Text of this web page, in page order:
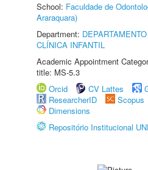
School: Faculdade de
Araraquara)
Department:
CLÍNICA INFANTIL
Academic Appointment
title: MS-5.3
Orcid
CV Lattes
ResearcherID
Scopus
Dimensions
Repositório Institucional